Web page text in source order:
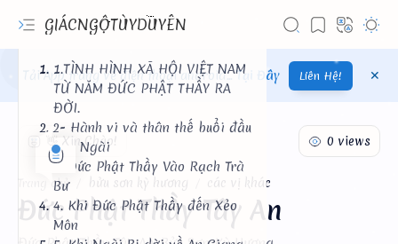
GIÁCNGỘTÙYDUYÊN
Tải App trang về điện thoại android...Tại Đây Liên Hệ!
Trang chủ bửu sơn kỳ hương các vị khác
Đức Phật Thầy Tây An
1.TÌNH HÌNH XÃ HỘI VIỆT NAM
TỪ NĂM ĐỨC PHẬT THẦY RA
ĐỜI.
2- Hành vi và thân thế buổi đầu
của Ngài
3. Đức Phật Thầy Vào Rạch Trà
Bư
4. Khi Đức Phật Thầy đến Xẻo
Môn